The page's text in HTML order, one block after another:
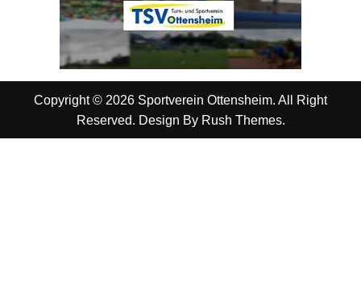
Copyright © 2026 Sportverein Ottensheim. All Right
Reserved. Design By Rush Themes.